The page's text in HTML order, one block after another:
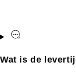
Wat is de